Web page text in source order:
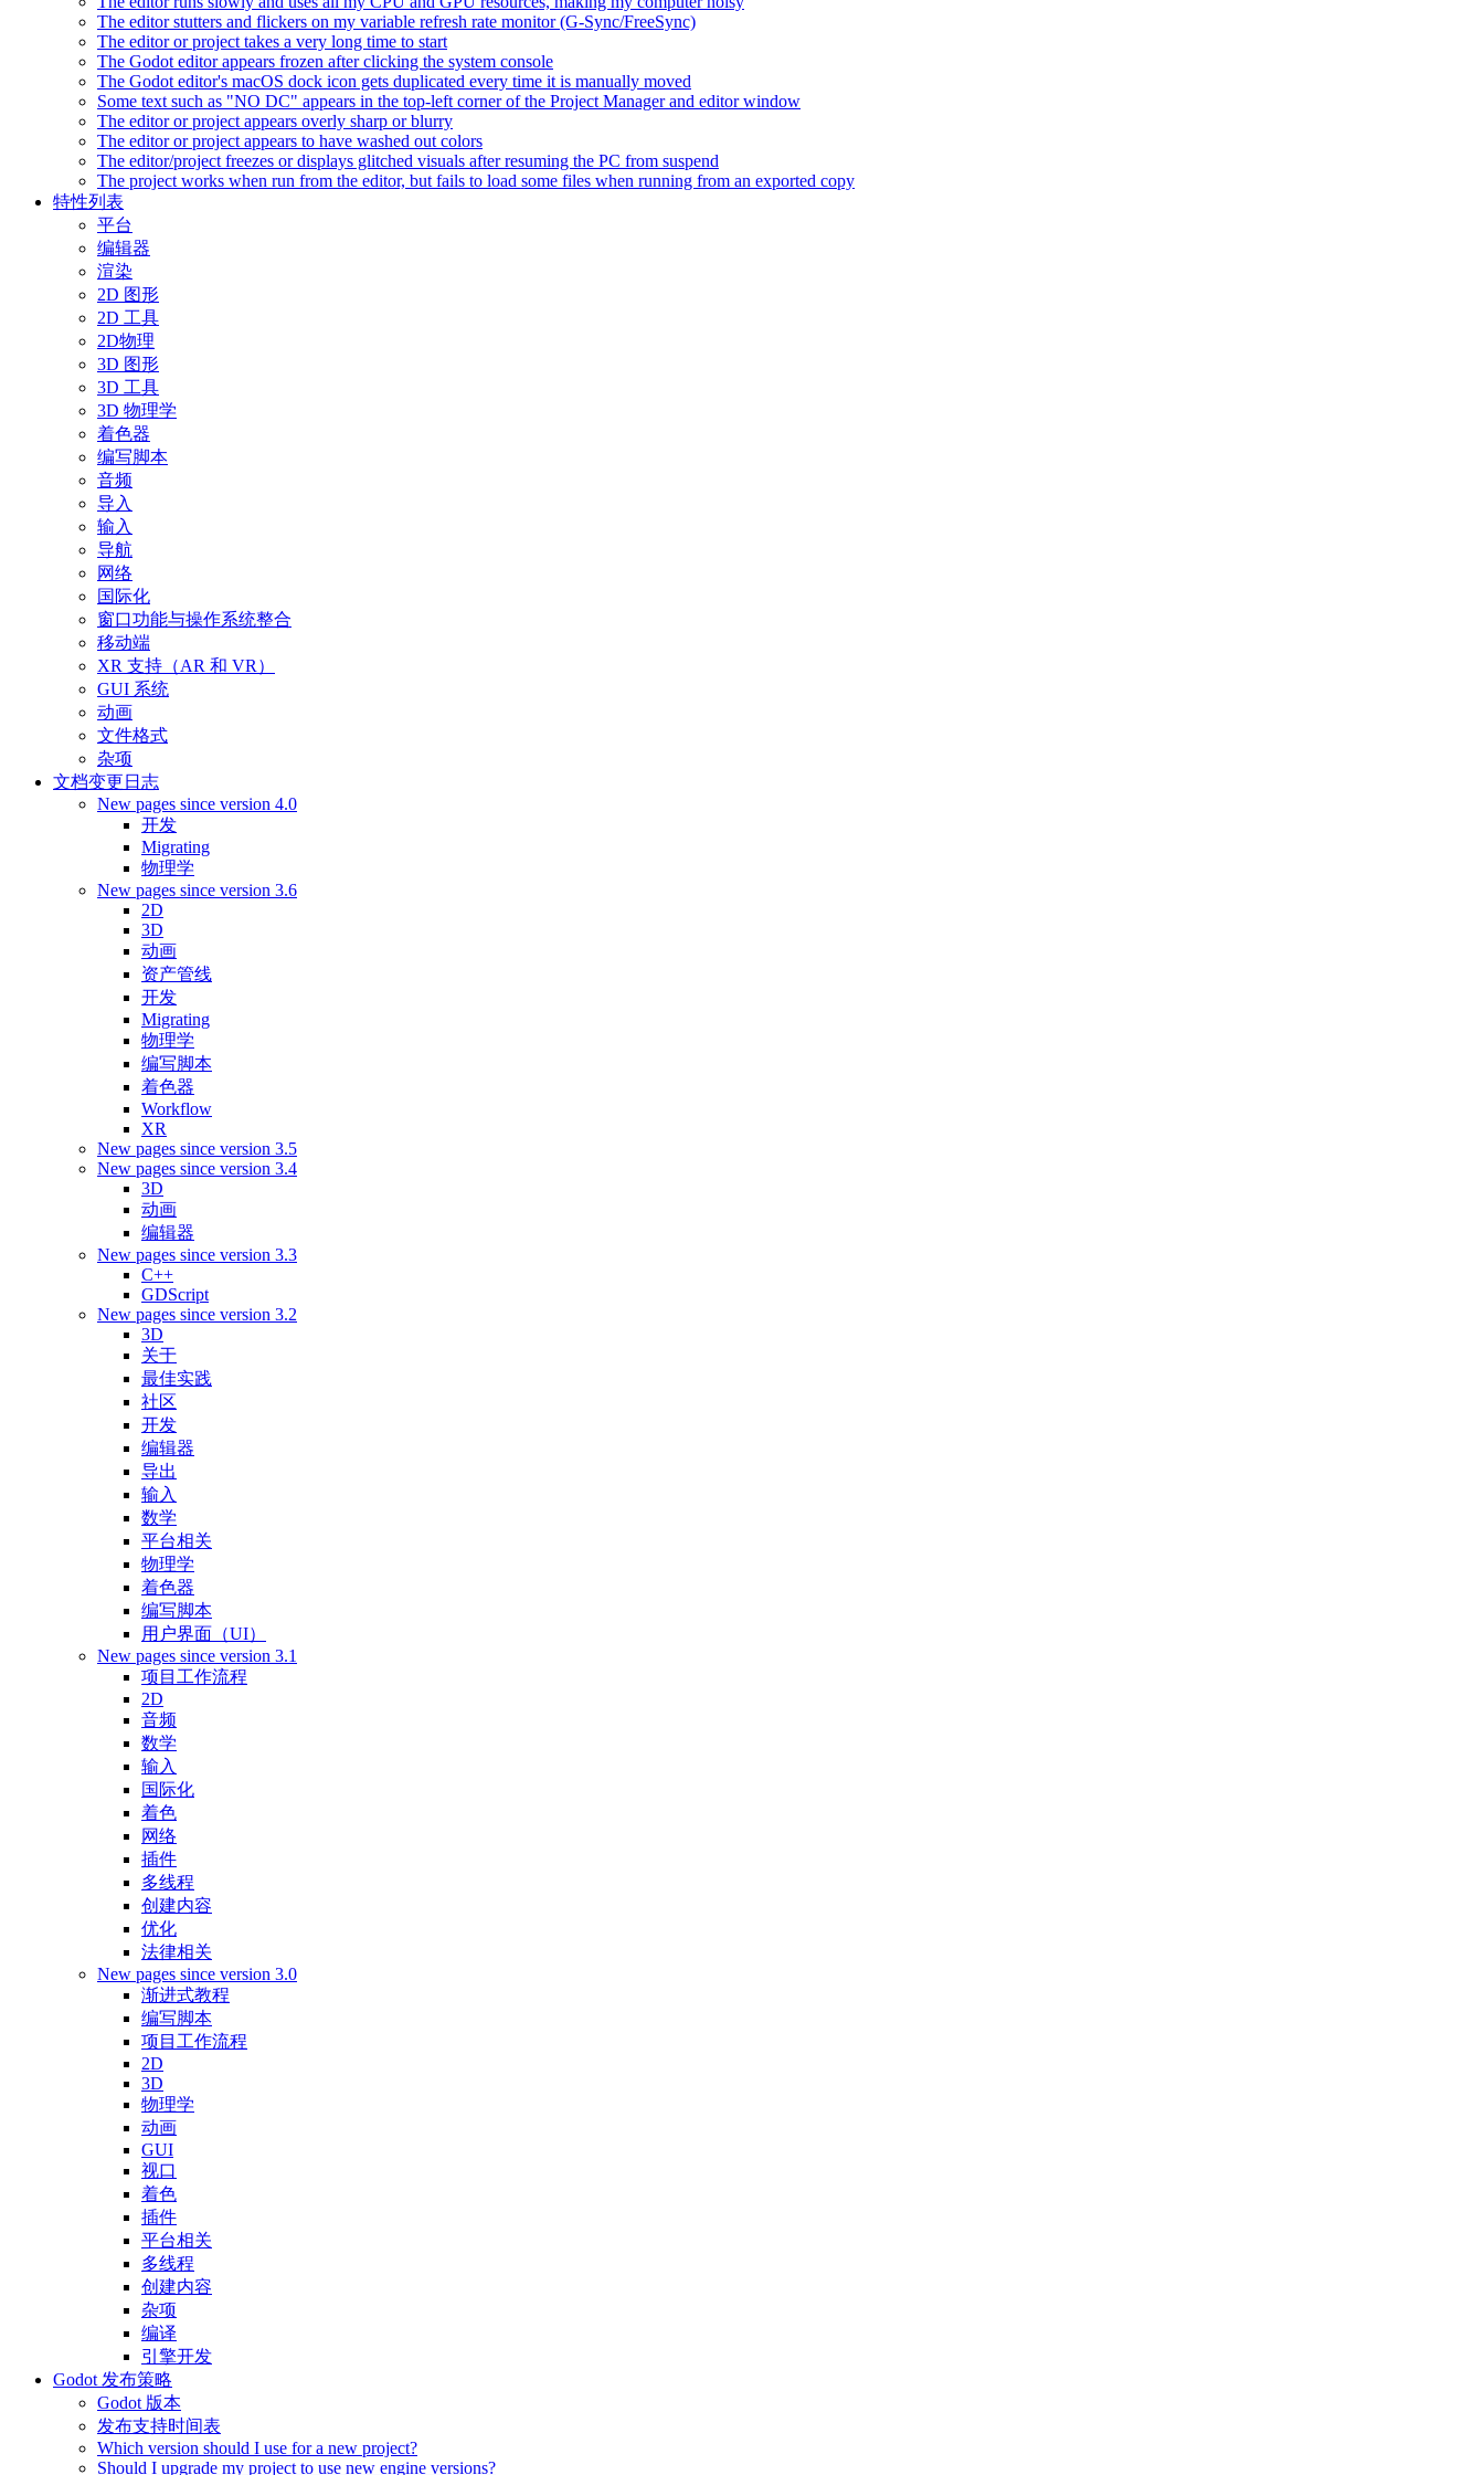
The editor stutters and flickers on my variable refresh rate monitor (G-Sync/FreeSync)
The editor or project takes a very long time to start
The Godot editor appears frozen after clicking the system console
The Godot editor's macOS dock icon gets duplicated every time it is manually moved
Some text such as "NO DC" appears in the top-left corner of the Project Manager and editor window
The editor or project appears overly sharp or blurry
The editor or project appears to have washed out colors
The editor/project freezes or displays glitched visuals after resuming the PC from suspend
The project works when run from the editor, but fails to load some files when running from an exported copy
特性列表
平台
编辑器
渲染
2D 图形
2D 工具
2D物理
3D 图形
3D 工具
3D 物理学
着色器
编写脚本
音频
导入
输入
导航
网络
国际化
窗口功能与操作系统整合
移动端
XR 支持（AR 和 VR）
GUI 系统
动画
文件格式
杂项
文档变更日志
New pages since version 4.0
开发
Migrating
物理学
New pages since version 3.6
2D
3D
动画
资产管线
开发
Migrating
物理学
编写脚本
着色器
Workflow
XR
New pages since version 3.5
New pages since version 3.4
3D
动画
编辑器
New pages since version 3.3
C++
GDScript
New pages since version 3.2
3D
关于
最佳实践
社区
开发
编辑器
导出
输入
数学
平台相关
物理学
着色器
编写脚本
用户界面（UI）
New pages since version 3.1
项目工作流程
2D
音频
数学
输入
国际化
着色
网络
插件
多线程
创建内容
优化
法律相关
New pages since version 3.0
渐进式教程
编写脚本
项目工作流程
2D
3D
物理学
动画
GUI
视口
着色
插件
平台相关
多线程
创建内容
杂项
编译
引擎开发
Godot 发布策略
Godot 版本
发布支持时间表
Which version should I use for a new project?
Should I upgrade my project to use new engine versions?